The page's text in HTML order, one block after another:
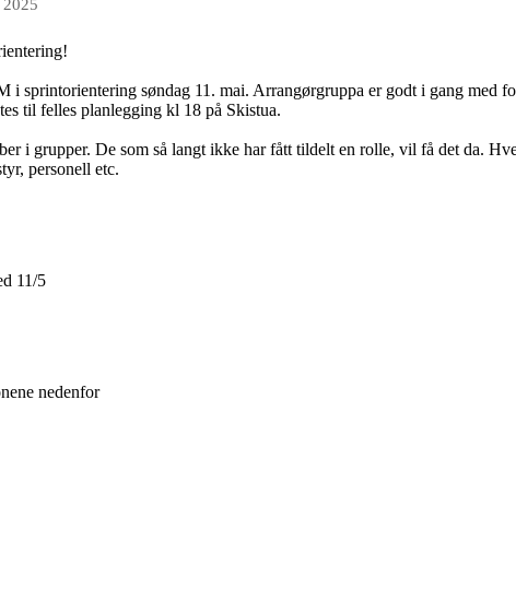
2025
i sprintorientering søndag 11. mai. Arrangørgruppa er godt i gang med
til felles planlegging kl 18 på Skistua.
i grupper. De som så langt ikke har fått tildelt en rolle, vil få det da.
personell etc.
11/5
nedenfor